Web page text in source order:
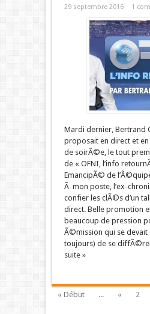
29 septembre 2016 1
Mardi dernier, Bertrand
proposait en direct et
de soirÃ©e, le tout
de « OFNI, l’info
EmancipÃ© de
Ã mon poste, l’ex-
confier les clÃ©s d’un
direct. Belle promotion
beaucoup de pression
Ã©mission qui se devait
toujours) de se
suite »
« Début ... « 2